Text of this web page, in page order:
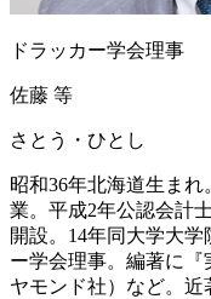
ドラッカー学会理事
佐藤 等
さとう・ひとし
昭和36年北海道生ま
業。平成2年公認会計
開設。14年同大学大
ー学会理事。編著に『
ヤモンド社）など。